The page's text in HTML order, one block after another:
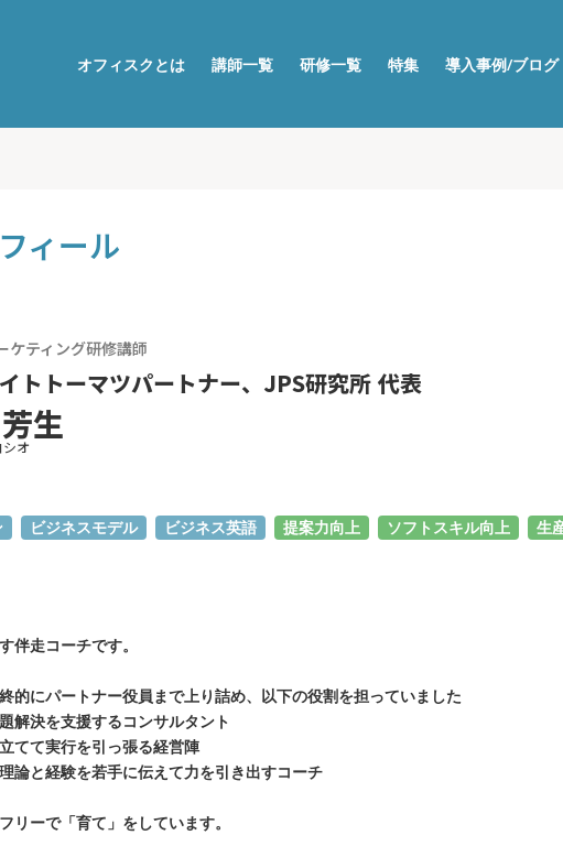
ィール
ケティング研修講師
トトーマツパートナー、JPS研究所 代表
生
シオ
ビジネスモデル ビジネス英語 提案力向上 ソフトスキル向上 生
伴走コーチです。
的にパートナー役員まで上り詰め、以下の役割を担っていました
解決を支援するコンサルタント
てて実行を引っ張る経営陣
論と経験を若手に伝えて力を引き出すコーチ
リーで「育て」をしています。
オフィスクとは 講師一覧 研修一覧 特集 導入事例/ブログ